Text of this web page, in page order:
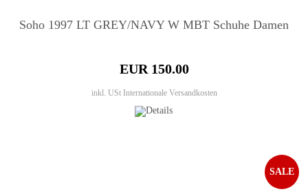
Soho 1997 LT GREY/NAVY W MBT Schuhe Damen
EUR 150.00
inkl. USt Internationale Versandkosten
SALE